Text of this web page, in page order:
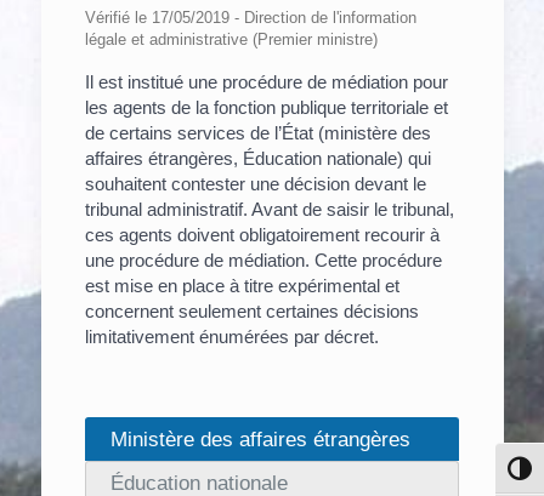
Vérifié le 17/05/2019 - Direction de l'information
légale et administrative (Premier ministre)
Il est institué une procédure de médiation pour
les agents de la fonction publique territoriale et
de certains services de l’État (ministère des
affaires étrangères, Éducation nationale) qui
souhaitent contester une décision devant le
tribunal administratif. Avant de saisir le tribunal,
ces agents doivent obligatoirement recourir à
une procédure de médiation. Cette procédure
est mise en place à titre expérimental et
concernent seulement certaines décisions
limitativement énumérées par décret.
Ministère des affaires étrangères
Éducation nationale